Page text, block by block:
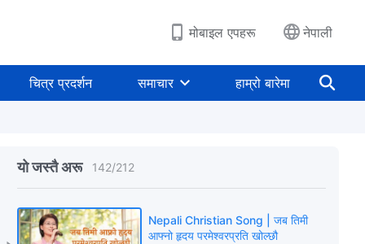
मोबाइल एपहरू नेपाली
चित्र प्रदर्शन समाचार हाम्रो बारेमा
यो जस्तै अरू 142/212
रूपले परमेश्‍वरको सार्वभौमिकतामा छ
Nepali Christian Song | जब तिमी
आफ्नो हृदय परमेश्‍वरप्रति खोल्छौ